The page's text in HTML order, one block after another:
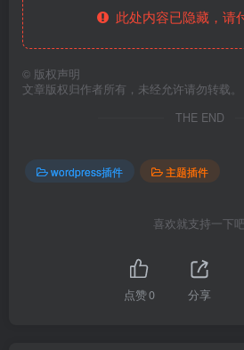
此处内容已隐藏，请
© 版权声明
文章版权归作者所有，未经允许请勿转载。
THE END
wordpress插件 主题插件
喜欢就支持一下
点赞0 分享